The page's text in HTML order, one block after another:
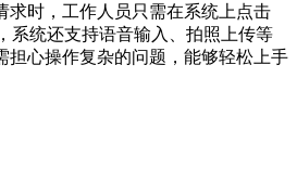
求时，工作人员只需在系统上点击
系统还支持语音输入、拍照上传等
担心操作复杂的问题，能够轻松上手